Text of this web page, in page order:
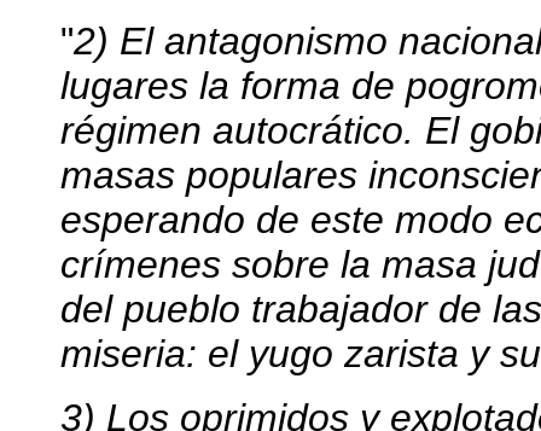
"2) El antagonismo
lugares la forma de
régimen autocrático. El
masas populares
esperando de este modo
crímenes sobre la masa
del pueblo trabajador de
miseria: el yugo zarista y
3) Los oprimidos y